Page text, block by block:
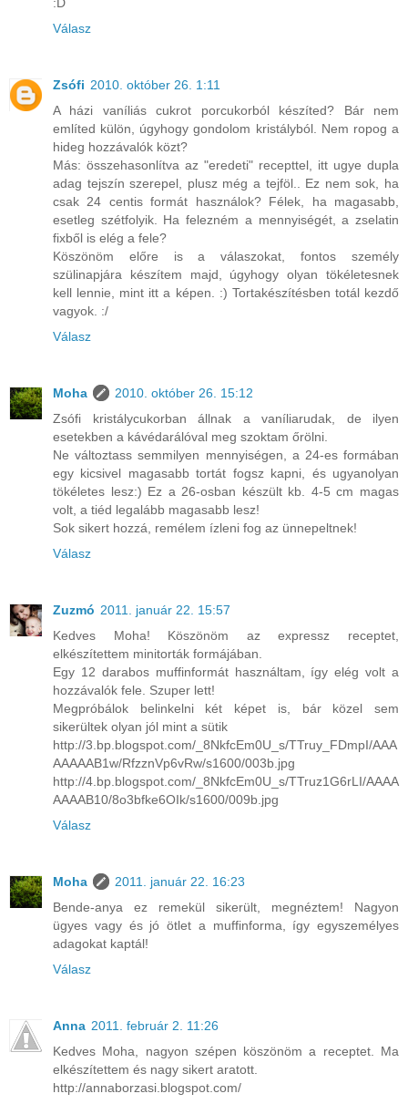
Válasz
Zsófi 2010. október 26. 1:11
A házi vaníliás cukrot porcukorból készíted? Bár nem
említed külön, úgyhogy gondolom kristályból. Nem ropog a
hideg hozzávalók közt?
Más: összehasonlítva az "eredeti" recepttel, itt ugye dupla
adag tejszín szerepel, plusz még a tejföl.. Ez nem sok, ha
csak 24 centis formát használok? Félek, ha magasabb,
esetleg szétfolyik. Ha felezném a mennyiségét, a zselatin
fixből is elég a fele?
Köszönöm előre is a válaszokat, fontos személy
szülinapjára készítem majd, úgyhogy olyan tökéletesnek
kell lennie, mint itt a képen. :) Tortakészítésben totál kezdő
vagyok. :/
Válasz
Moha
2010. október 26. 15:12
Zsófi kristálycukorban állnak a vaníliarudak, de ilyen
esetekben a kávédarálóval meg szoktam őrölni.
Ne változtass semmilyen mennyiségen, a 24-es formában
egy kicsivel magasabb tortát fogsz kapni, és ugyanolyan
tökéletes lesz:) Ez a 26-osban készült kb. 4-5 cm magas
volt, a tiéd legalább magasabb lesz!
Sok sikert hozzá, remélem ízleni fog az ünnepeltnek!
Válasz
Zuzmó 2011. január 22. 15:57
Kedves Moha! Köszönöm az expressz receptet,
elkészítettem minitorták formájában.
Egy 12 darabos muffinformát használtam, így elég volt a
hozzávalók fele. Szuper lett!
Megpróbálok belinkelni két képet is, bár közel sem
sikerültek olyan jól mint a sütik
http://3.bp.blogspot.com/_8NkfcEm0U_s/TTruy_FDmpI/AAA
AAAAAB1w/RfzznVp6vRw/s1600/003b.jpg
http://4.bp.blogspot.com/_8NkfcEm0U_s/TTruz1G6rLI/AAAA
AAAAB10/8o3bfke6OIk/s1600/009b.jpg
Válasz
Moha
2011. január 22. 16:23
Bende-anya ez remekül sikerült, megnéztem! Nagyon
ügyes vagy és jó ötlet a muffinforma, így egyszemélyes
adagokat kaptál!
Válasz
Anna 2011. február 2. 11:26
Kedves Moha, nagyon szépen köszönöm a receptet. Ma
elkészítettem és nagy sikert aratott.
http://annaborzasi.blogspot.com/